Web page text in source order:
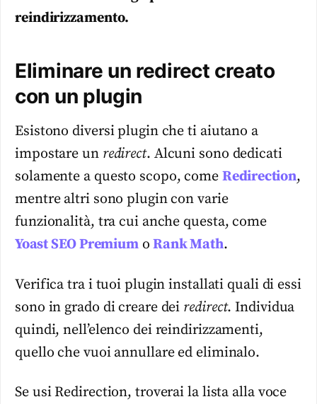
reindirizzamento.
Eliminare un redirect creato
con un plugin
Esistono diversi plugin che ti aiutano a
impostare un redirect. Alcuni sono dedicati
solamente a questo scopo, come Redirection,
mentre altri sono plugin con varie
funzionalità, tra cui anche questa, come
Yoast SEO PremiumoRank Math.
Verifica tra i tuoi plugin installati quali di essi
sono in grado di creare dei redirect. Individua
quindi, nell’elenco dei reindirizzamenti,
quello che vuoi annullare ed eliminalo.
Se usi Redirection, troverai la lista alla voce